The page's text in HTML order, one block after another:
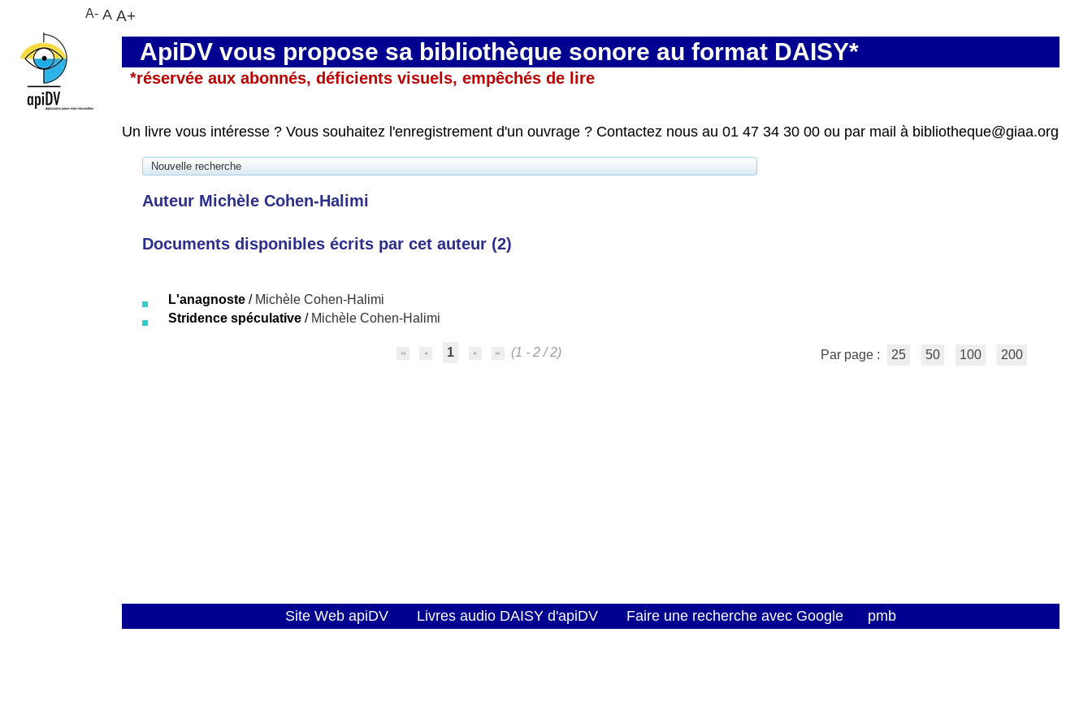
ApiDV vous propose sa bibliothèque sonore au format DAISY*
*réservée aux abonnés, déficients visuels, empêchés de lire
Un livre vous intéresse ? Vous souhaitez l'enregistrement d'un ouvrage ? Contactez nous au 01 47 34 30 00 ou par mail à bibliotheque@giaa.org
Nouvelle recherche
Auteur Michèle Cohen-Halimi
Documents disponibles écrits par cet auteur (2)
L'anagnoste / Michèle Cohen-Halimi
Stridence spéculative / Michèle Cohen-Halimi
1 (1 - 2 / 2) Par page : 25 50 100 200
Site Web apiDV Livres audio DAISY d'apiDV Faire une recherche avec Google pmb
A- A A+